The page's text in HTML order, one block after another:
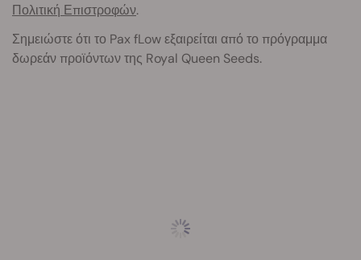
Πολιτική Επιστροφών.
Σημειώστε ότι το Pax fLow εξαιρείται από το πρόγραμμα
δωρεάν προϊόντων της Royal Queen Seeds.